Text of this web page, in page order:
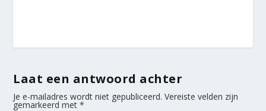
Laat een antwoord achter
Je e-mailadres wordt niet gepubliceerd. Vereiste velden zijn
gemarkeerd met*